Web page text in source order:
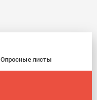
Опросные листы